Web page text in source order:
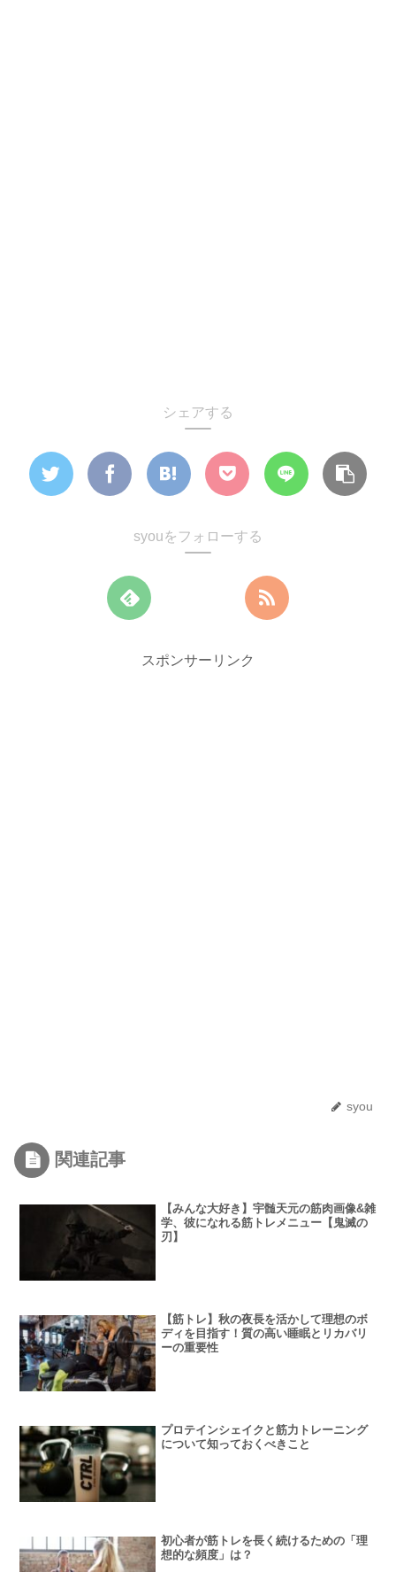
シェアする
syouをフォローする
スポンサーリンク
syou
関連記事
【みんな大好き】宇髄天元の筋肉画像&雑
学、彼になれる筋トレメニュー【鬼滅の
刃】
【筋トレ】秋の夜長を活かして理想のボ
ディを目指す！質の高い睡眠とリカバリ
ーの重要性
プロテインシェイクと筋力トレーニング
について知っておくべきこと
初心者が筋トレを長く続けるための「理
想的な頻度」は？